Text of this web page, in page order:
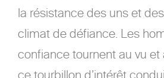
la résistance des uns et
climat de défiance. Les
confiance tournent au vu
ce tourbillon d’intérêt